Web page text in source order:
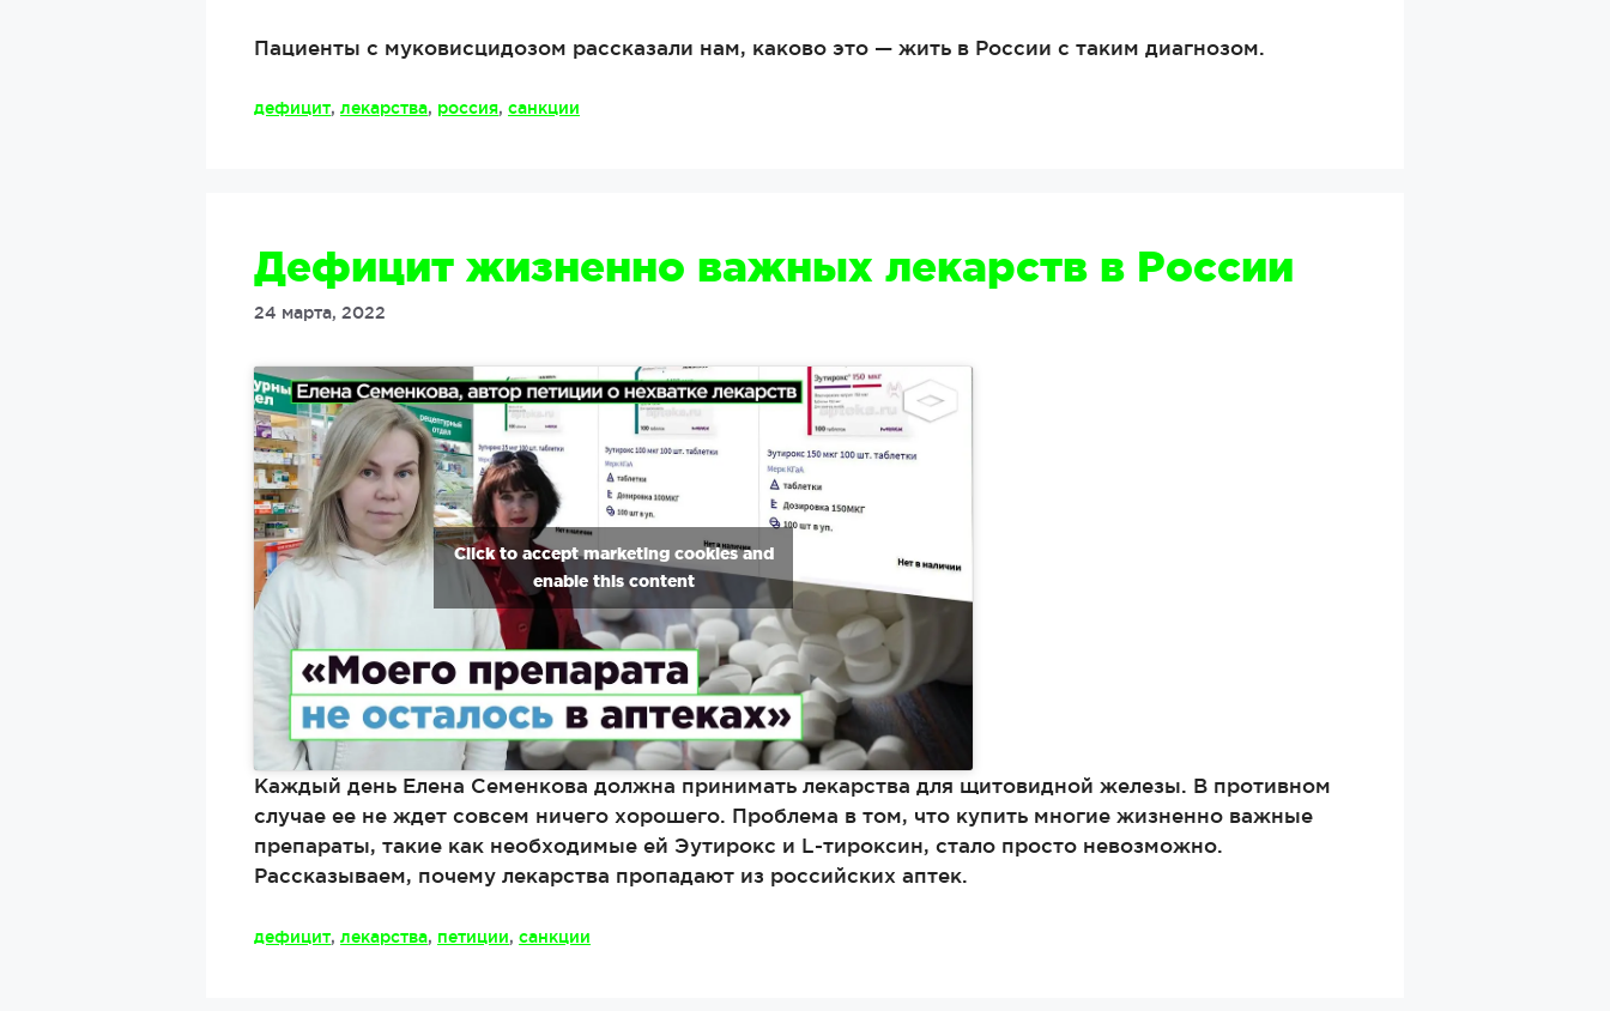
Пациенты с муковисцидозом рассказали нам, каково это — жить в России с таким диагнозом.
Метки
дефицит, лекарства, россия, санкции
Дефицит жизненно важных лекарств в России
24 марта, 2022
Click to accept marketing cookies and
enable this content
Каждый день Елена Семенкова должна принимать лекарства для щитовидной железы. В противном
случае ее не ждет совсем ничего хорошего. Проблема в том, что купить многие жизненно важные
препараты, такие как необходимые ей Эутирокс и L-тироксин, стало просто невозможно.
Рассказываем, почему лекарства пропадают из российских аптек.
Метки
дефицит, лекарства, петиции, санкции